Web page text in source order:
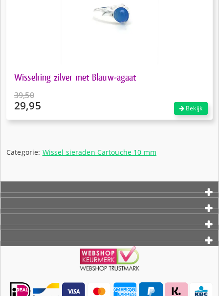
Wisselring zilver met Blauw-agaat
39,50
Oorspronkelijke
29,95
€29,95.
Bekijk
Categorie: Wissel sieraden Cartouche 10 mm